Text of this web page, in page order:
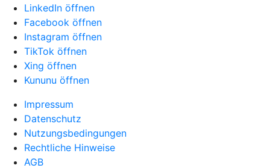
LinkedIn öffnen
Facebook öffnen
Instagram öffnen
TikTok öffnen
Xing öffnen
Kununu öffnen
Impressum
Datenschutz
Nutzungsbedingungen
Rechtliche Hinweise
AGB